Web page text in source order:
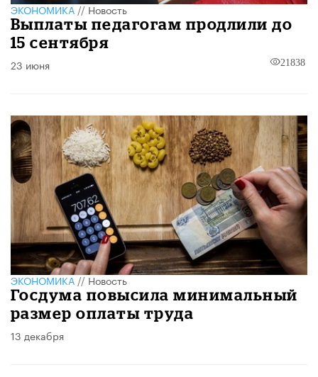
ЭКОНОМИКА//Новость
Выплаты педагогам продлили до
15 сентября
23 июня 21838
ЭКОНОМИКА//Новость
Госдума повысила минимальный
размер оплаты труда
13 декабря